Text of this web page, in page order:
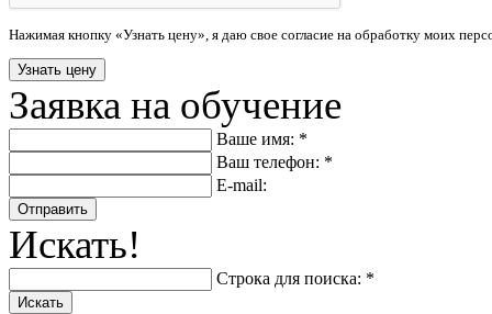
Нажимая кнопку «Узнать цену», я даю свое согласие на обработку моих
Заявка на обучение
Ваше имя: *
Ваш телефон: *
E-mail:
Отправить
Искать!
Строка для поиска: *
Искать